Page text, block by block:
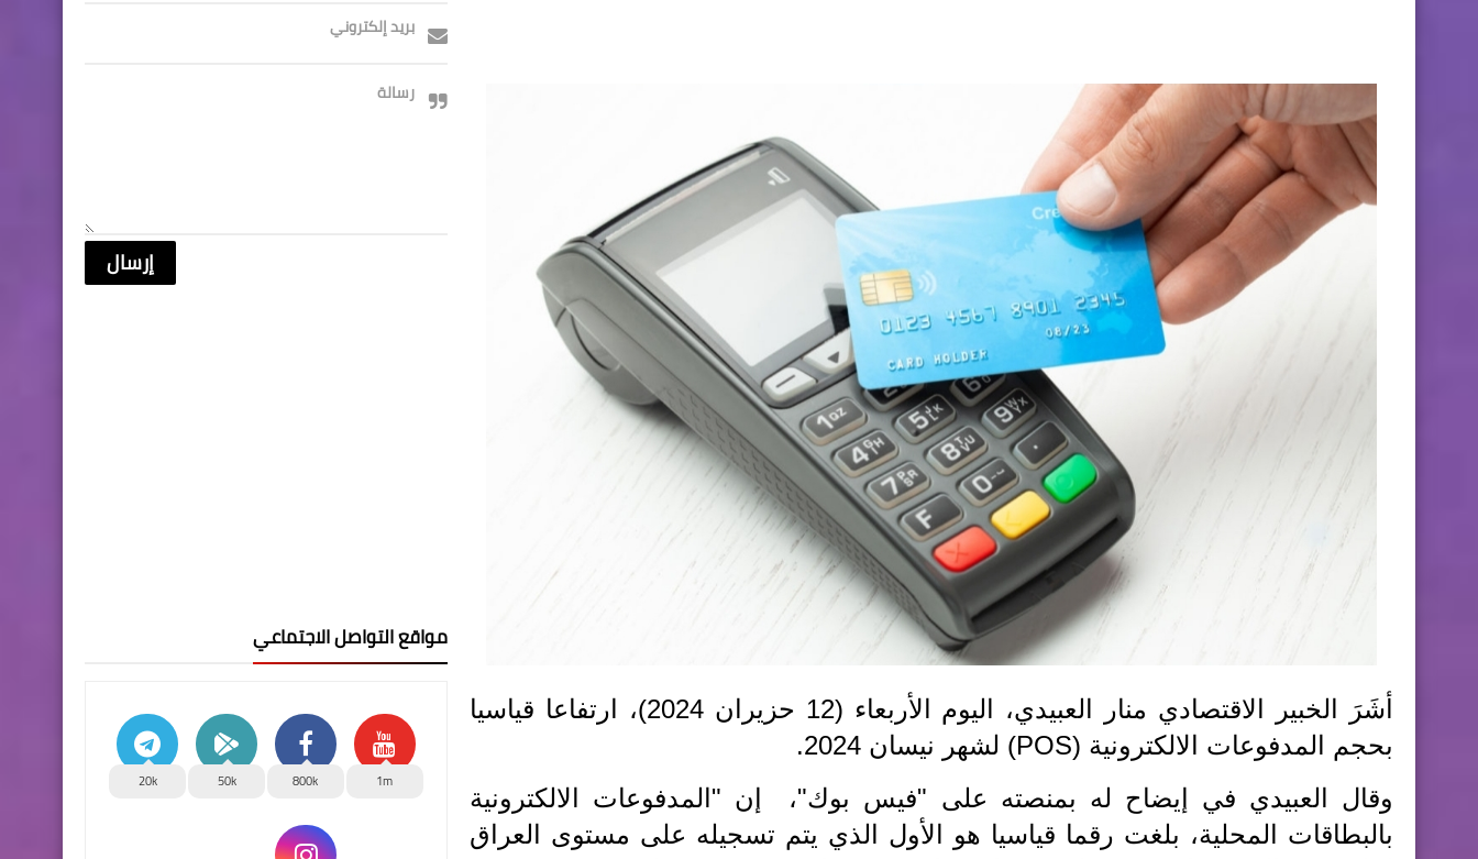
أشَرَ الخبير الاقتصادي منار العبيدي، اليوم الأربعاء (12 حزيران 2024)، ارتفاعا قياسيا
بحجم المدفوعات الالكترونية (POS) لشهر نيسان 2024.
وقال العبيدي في إيضاح له بمنصته على "فيس بوك"، إن "المدفوعات الالكترونية
بالبطاقات المحلية، بلغت رقما قياسيا هو الأول الذي يتم تسجيله على مستوى العراق
بريد إلكتروني
رسالة
مواقع التواصل الاجتماعي
1m
800k
50k
20k